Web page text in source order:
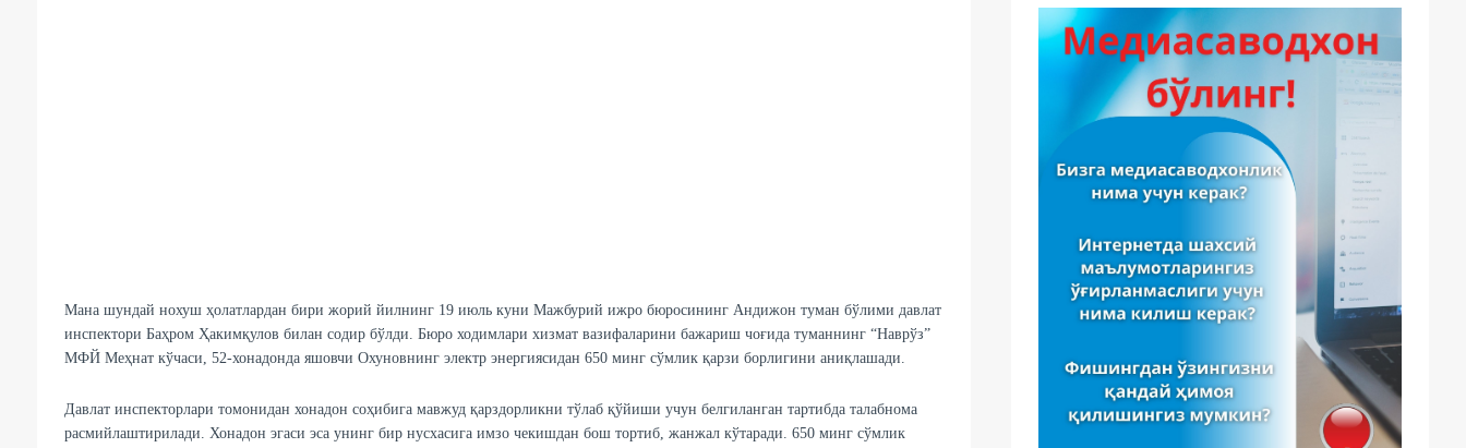
Мана шундай нохуш ҳолатлардан бири жорий йилнинг 19 июль куни Мажбурий ижро бюросининг Андижон туман бўлими давлат
инспектори Баҳром Ҳакимқулов билан содир бўлди. Бюро ходимлари хизмат вазифаларини бажариш чоғида туманнинг “Наврўз”
МФЙ Меҳнат кўчаси, 52-хонадонда яшовчи Охуновнинг электр энергиясидан 650 минг сўмлик қарзи борлигини аниқлашади.
Давлат инспекторлари томонидан хонадон соҳибига мавжуд қарздорликни тўлаб қўйиши учун белгиланган тартибда талабнома
расмийлаштирилади. Хонадон эгаси эса унинг бир нусхасига имзо чекишдан бош тортиб, жанжал кўтаради. 650 минг сўмлик